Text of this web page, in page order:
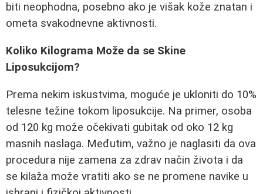
biti neophodna, posebno ako je višak kože znatan i
ometa svakodnevne aktivnosti.
Koliko Kilograma Može da se Skine
Liposukcijom?
Prema nekim iskustvima, moguće je ukloniti do 10%
telesne težine tokom liposukcije. Na primer, osoba
od 120 kg može očekivati gubitak od oko 12 kg
masnih naslaga. Međutim, važno je naglasiti da ova
procedura nije zamena za zdrav način života i da
se kilaža može vratiti ako se ne promene navike u